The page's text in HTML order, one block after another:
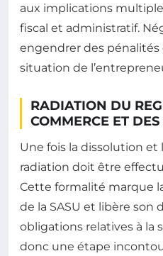
aux implications
fiscal et administratif.
engendrer des
situation de
RADIATION DU
COMMERCE ET DES
Une fois la dissolution et
radiation doit être
Cette formalité marque
de la SASU et libère son
obligations relatives à la
donc une étape